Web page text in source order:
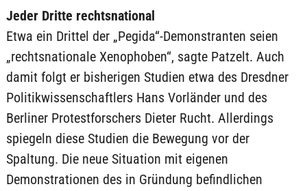
Jeder Dritte rechtsnational
Etwa ein Drittel der „Pegida“-Demonstranten seien
„rechtsnationale Xenophoben“, sagte Patzelt. Auch
damit folgt er bisherigen Studien etwa des Dresdner
Politikwissenschaftlers Hans Vorländer und des
Berliner Protestforschers Dieter Rucht. Allerdings
spiegeln diese Studien die Bewegung vor der
Spaltung. Die neue Situation mit eigenen
Demonstrationen des in Gründung befindlichen